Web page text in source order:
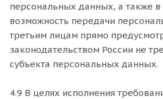
персональных данных, а также в
возможность передачи
третьим лицам прямо
законодательством России не
субъекта персональных данных.
4.9 В целях исполнения